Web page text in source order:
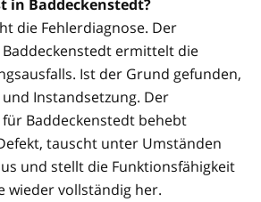
in Baddeckenstedt?
die Fehlerdiagnose. Der
ermittelt die
Ist der Grund gefunden,
Instandsetzung. Der
Baddeckenstedt behebt
tauscht unter Umständen
und stellt die Funktionsfähigkeit
wieder vollständig her.